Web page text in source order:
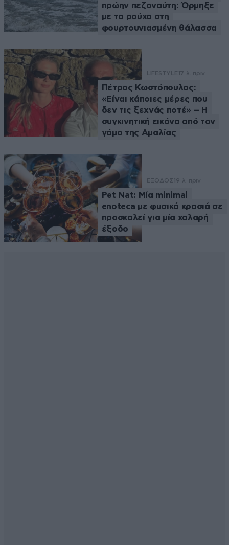
πρώην πεζοναύτη: Όρμηξε
με τα ρούχα στη
φουρτουνιασμένη θάλασσα
LIFESTYLE 17 λ. πριν
Πέτρος Κωστόπουλος:
«Είναι κάποιες μέρες που
δεν τις ξεχνάς ποτέ» – Η
συγκινητική εικόνα από τον
γάμο της Αμαλίας
ΕΞΟΔΟΣ 19 λ. πριν
Pet Nat: Μία minimal
enoteca με φυσικά κρασιά σε
προσκαλεί για μία χαλαρή
έξοδο